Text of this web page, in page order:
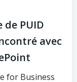
PUID
avec
for Business